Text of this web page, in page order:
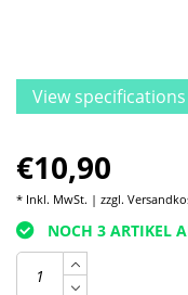
View specifications
€10,90
* Inkl. MwSt. | zzgl.
NOCH 3 ARTIKEL